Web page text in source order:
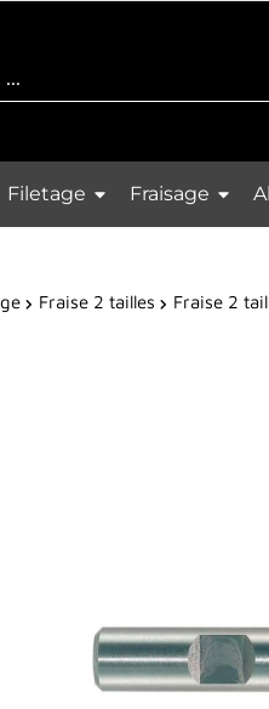
Filetage Fraisage
Fraise 2 tailles Fraise 2